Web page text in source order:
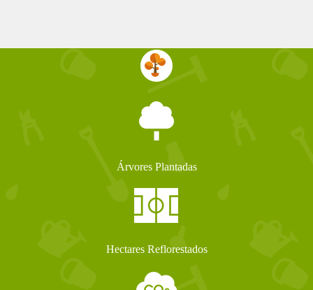
Árvores Plantadas
Hectares Reflorestados